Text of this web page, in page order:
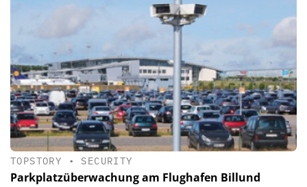
TOPSTORY • SECURITY
Parkplatzüberwachung am Flughafen Billund